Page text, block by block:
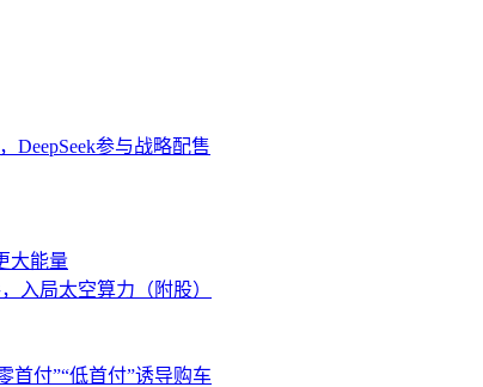
DeepSeek参与战略配售
大能量
入局太空算力（附股）
首付”“低首付”诱导购车